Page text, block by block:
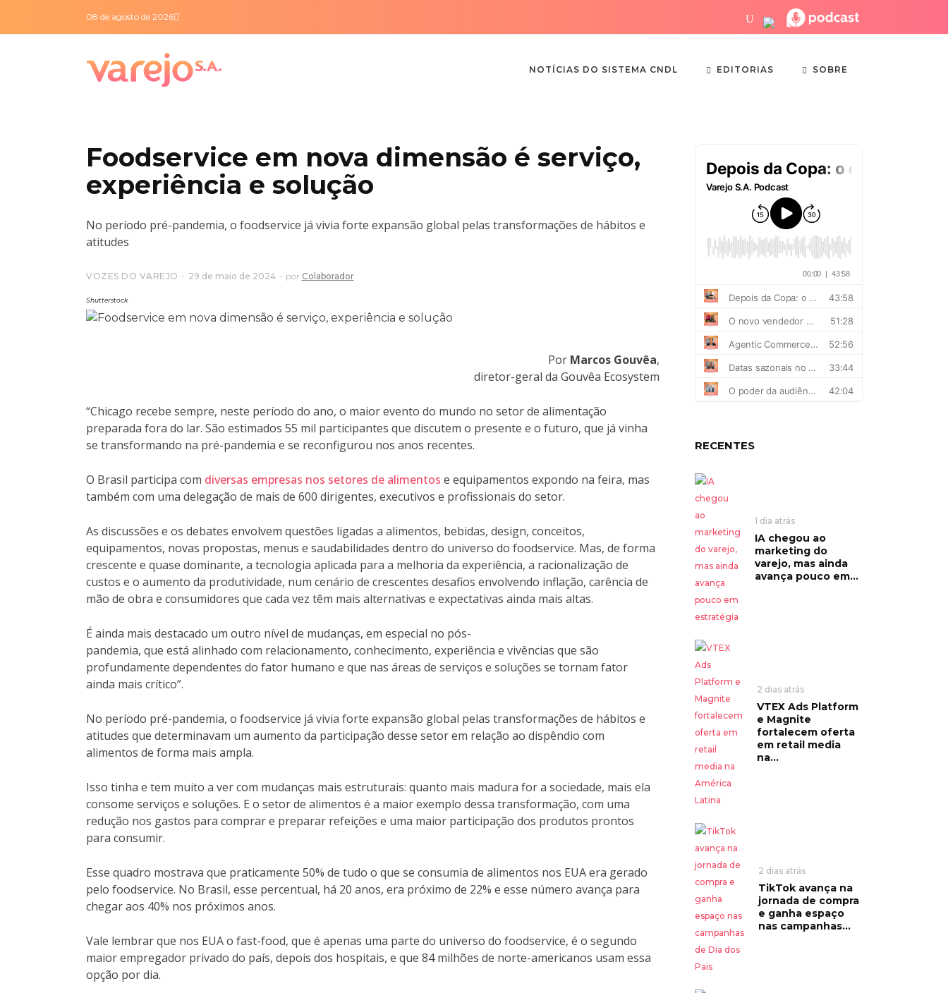
08 de agosto de 2026
NOTÍCIAS DO SISTEMA CNDL EDITORIAS SOBRE
Foodservice em nova dimensão é serviço,
experiência e solução
No período pré-pandemia, o foodservice já vivia forte expansão global pelas transformações de hábitos e
atitudes
VOZES DO VAREJO 29 de maio de 2024 por Colaborador
Shutterstock
Por Marcos Gouvêa,
diretor-geral da Gouvêa Ecosystem
“Chicago recebe sempre, neste período do ano, o maior evento do mundo no setor de alimentação
preparada fora do lar. São estimados 55 mil participantes que discutem o presente e o futuro, que já vinha
se transformando na pré-pandemia e se reconfigurou nos anos recentes.
O Brasil participa com diversas empresas nos setores de alimentos e equipamentos expondo na feira, mas
também com uma delegação de mais de 600 dirigentes, executivos e profissionais do setor.
As discussões e os debates envolvem questões ligadas a alimentos, bebidas, design, conceitos,
equipamentos, novas propostas, menus e saudabilidades dentro do universo do foodservice. Mas, de forma
crescente e quase dominante, a tecnologia aplicada para a melhoria da experiência, a racionalização de
custos e o aumento da produtividade, num cenário de crescentes desafios envolvendo inflação, carência de
mão de obra e consumidores que cada vez têm mais alternativas e expectativas ainda mais altas.
É ainda mais destacado um outro nível de mudanças, em especial no pós-
pandemia, que está alinhado com relacionamento, conhecimento, experiência e vivências que são
profundamente dependentes do fator humano e que nas áreas de serviços e soluções se tornam fator
ainda mais crítico”.
No período pré-pandemia, o foodservice já vivia forte expansão global pelas transformações de hábitos e
atitudes que determinavam um aumento da participação desse setor em relação ao dispêndio com
alimentos de forma mais ampla.
Isso tinha e tem muito a ver com mudanças mais estruturais: quanto mais madura for a sociedade, mais ela
consome serviços e soluções. E o setor de alimentos é a maior exemplo dessa transformação, com uma
redução nos gastos para comprar e preparar refeições e uma maior participação dos produtos prontos
para consumir.
Esse quadro mostrava que praticamente 50% de tudo o que se consumia de alimentos nos EUA era gerado
pelo foodservice. No Brasil, esse percentual, há 20 anos, era próximo de 22% e esse número avança para
chegar aos 40% nos próximos anos.
Vale lembrar que nos EUA o fast-food, que é apenas uma parte do universo do foodservice, é o segundo
maior empregador privado do país, depois dos hospitais, e que 84 milhões de norte-americanos usam essa
opção por dia.
RECENTES
1 dia atrás
IA chegou ao
marketing do
varejo, mas ainda
avança pouco em...
2 dias atrás
VTEX Ads Platform
e Magnite
fortalecem oferta
em retail media
na...
2 dias atrás
TikTok avança na
jornada de compra
e ganha espaço
nas campanhas...